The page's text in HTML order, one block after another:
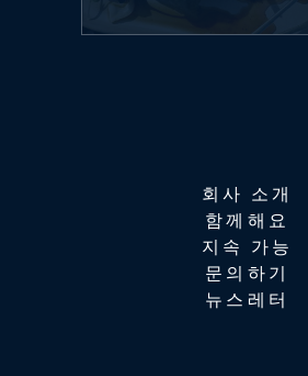
회사 소개
함께해요
지속 가능
문의하기
뉴스레터